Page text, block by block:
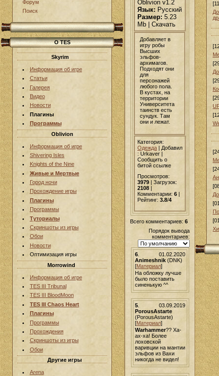
Форум
Поиск
О TES
Skyrim
Информация об игре
Статьи
Галерея
Видео
Новости
Плагины
Программы
Oblivion
Информация об игре
Shivering Isles
Knights of the Nine
Живые и Мертвые
Город ночи
Прохождение игры
Плагины
Программы
Туториалы
Скриншоты из игры
Обои
Новости
Оптимизация игры
Morrowind
Информация об игре
TES III Tribunal
TES III BloodMoon
TES III Chaos Heart
Плагины
Программы
Прохождения
Скриншоты из игры
Обои
Другие игры
Arena
Oblivion v1.2
Язык: Русский
Размер: 5.23
Mb | Скачать
Добавляет в
игру робы
Высших
эльфов-
архимагов.
Подходят они
для
персонажей
любого пола.
В кустах, на
территории
Университета
таинств есть
сундук. Там
они и лежат.
Категория:
Одежда | Добавил
: Urkaver |
Сообщить о
битой ссылке
Просмотров:
3979 | Загрузок:
2108
Комментарии: 6
Рейтинг: 3.8/4
Всего комментариев: 6
Порядок вывода
комментариев:
01.02.2020
6.
Animeshnik(DNK)
[Материал]
На обложку лучше
было поставить
синенькую ^^
03.09.2019
5.
PorousAstarte
(PorousAstarte)
[Материал]
Warhammer?? Ха-
ах-ха! Более
лоховской
варивции на мантии
эльфов из Вахи
никогда не видел!